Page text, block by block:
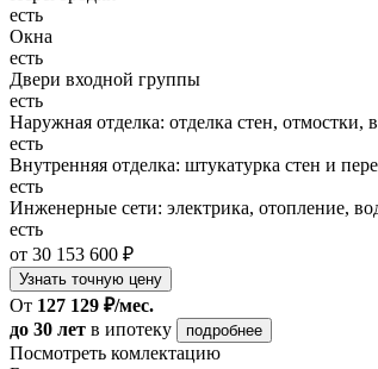
есть
Окна
есть
Двери входной группы
есть
Наружная отделка: отделка стен, отмостки,
есть
Внутренняя отделка: штукатурка стен и
есть
Инженерные сети: электрика, отопление,
есть
от 30 153 600 ₽
Узнать точную цену
От 127 129 ₽/мес.
до 30 лет в ипотеку подробнее
Посмотреть комлектацию